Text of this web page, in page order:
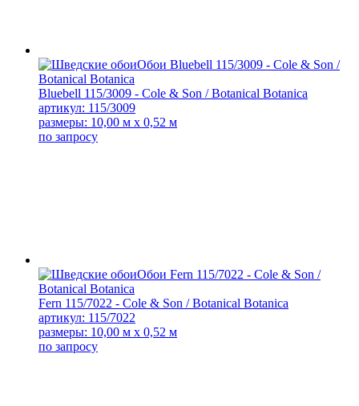
Bluebell 115/3009 - Cole & Son / Botanical Botanica
артикул: 115/3009
размеры: 10,00 м x 0,52 м
по запросу
Fern 115/7022 - Cole & Son / Botanical Botanica
артикул: 115/7022
размеры: 10,00 м x 0,52 м
по запросу